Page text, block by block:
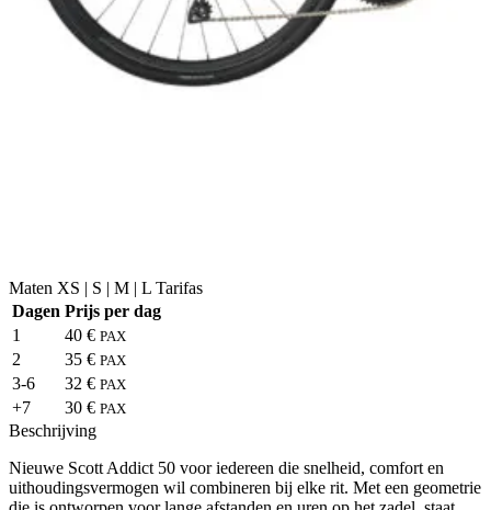
Maten XS | S | M | L Tarifas
Dagen Prijs per dag
1
40 € PAX
2 35 € PAX
3-6 32 € PAX
+7 30 € PAX
Beschrijving
Nieuwe Scott Addict 50 voor iedereen die snelheid, comfort en
uithoudingsvermogen wil combineren bij elke rit. Met een geometrie